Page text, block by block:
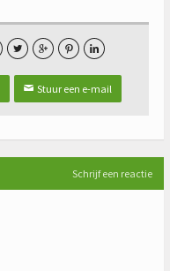
   
✉ Stuur een e-mail
Schrijf een reactie